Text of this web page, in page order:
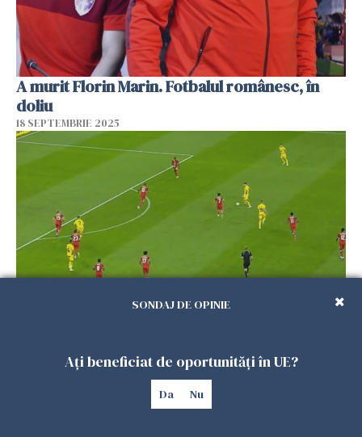
A murit Florin Marin. Fotbalul românesc, în
doliu
18 SEPTEMBRIE 2025
Națională
SONDAJ DE OPINIE
Ați beneficiat de oportunități în UE?
Da Nu